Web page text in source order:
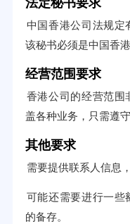
中国香港公司法规定
该秘书必须是中国香
经营范围要求
香港公司的经营范围
盖各种业务，只需遵
其他要求
需要提供联系人信息
可能还需要进行一些
的备存。